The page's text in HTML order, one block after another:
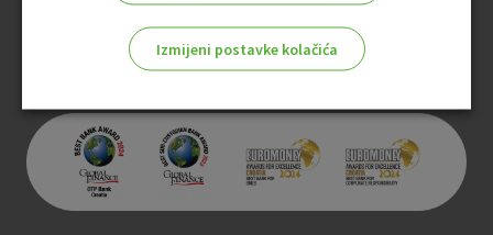
Izmijeni postavke kolačića